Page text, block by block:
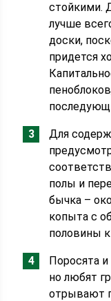
стойкими.
лучше
доски,
придется
Для
полы и
бычка –
копыта с
половины
Поросята
но любят
отрывают